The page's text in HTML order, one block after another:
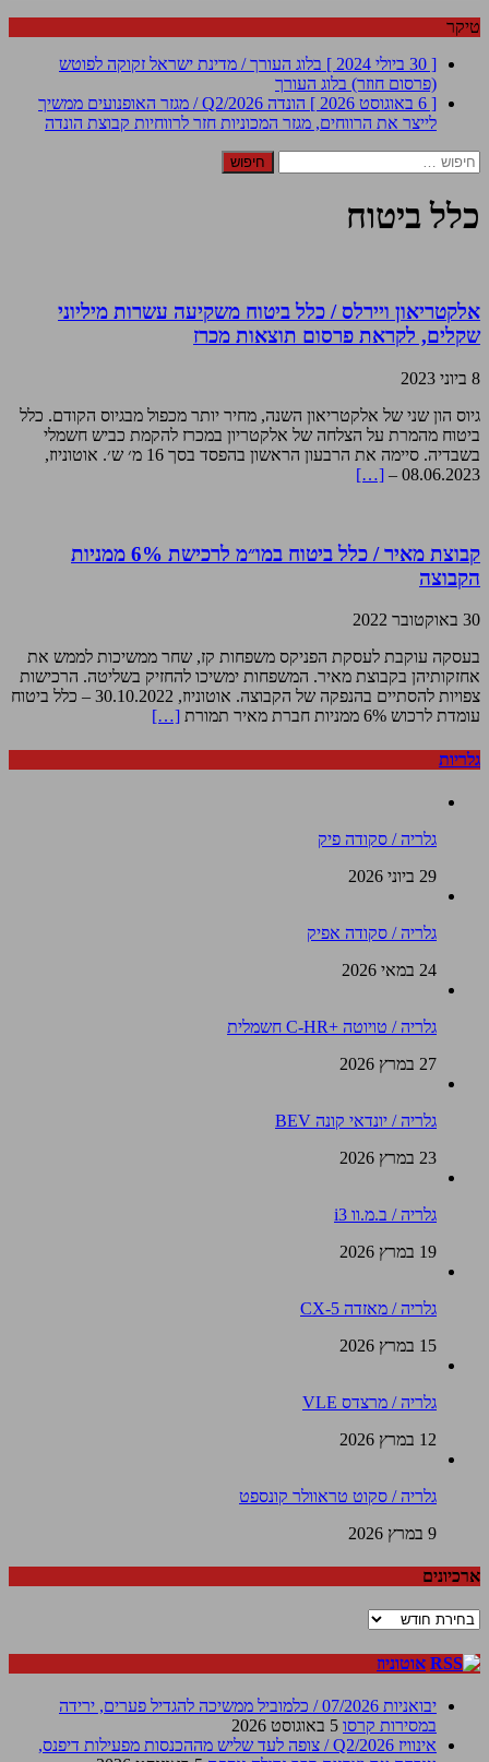
טיקר
[ 30 ביולי 2024 ]
בלוג העורך / מדינת ישראל זקוקה לפוטש
(פרסום חוזר) בלוג העורך
[ 6 באוגוסט 2026 ]
הונדה Q2/2026 / מגזר האופנועים ממשיך
לייצר את הרווחים, מגזר המכוניות חזר לרווחיות קבוצת הונדה
חיפוש:
כלל ביטוח
אלקטריאון ויירלס / כלל ביטוח משקיעה עשרות מיליוני
שקלים, לקראת פרסום תוצאות מכרז
8 ביוני 2023
גיוס הון שני של אלקטריאון השנה, מחיר יותר מכפול מבגיוס הקודם. כלל
ביטוח מהמרת על הצלחה של אלקטריון במכרז להקמת כביש חשמלי
בשבדיה. סיימה את הרבעון הראשון בהפסד בסך 16 מ׳ ש׳. אוטוניוז,
08.06.2023 –
[…]
קבוצת מאיר / כלל ביטוח במו״מ לרכישת 6% ממניות
הקבוצה
30 באוקטובר 2022
בעסקה עוקבת לעסקת הפניקס משפחות קז, שחר ממשיכות לממש את
אחזקותיהן בקבוצת מאיר. המשפחות ימשיכו להחזיק בשליטה. הרכישות
צפויות להסתיים בהנפקה של הקבוצה. אוטוניוז, 30.10.2022 – כלל ביטוח
עומדת לרכוש 6% ממניות חברת מאיר תמורת
[…]
גלריות
גלריה / סקודה פיק
29 ביוני 2026
גלריה / סקודה אפיק
24 במאי 2026
גלריה / טויוטה +C-HR חשמלית
27 במרץ 2026
גלריה / יונדאי קונה BEV
23 במרץ 2026
גלריה / ב.מ.וו i3
19 במרץ 2026
גלריה / מאזדה CX-5
15 במרץ 2026
גלריה / מרצדס VLE
12 במרץ 2026
גלריה / סקוט טראוולר קונספט
9 במרץ 2026
ארכיונים
ארכיונים
אוטוניוז
יבואניות 07/2026 / כלמוביל ממשיכה להגדיל פערים, ירידה
במסירות קרסו 5 באוגוסט 2026
אינוויז Q2/2026 / צופה לעד שליש מההכנסות מפעילות דיפנס,